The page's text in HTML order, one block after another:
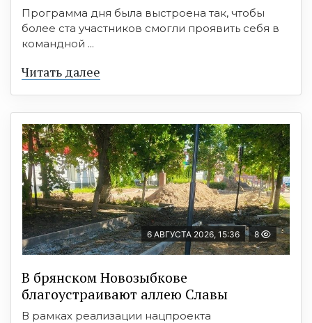
Программа дня была выстроена так, чтобы
более ста участников смогли проявить себя в
командной ...
Читать далее
6 АВГУСТА 2026, 15:36 8
В брянском Новозыбкове
благоустраивают аллею Славы
В рамках реализации нацпроекта